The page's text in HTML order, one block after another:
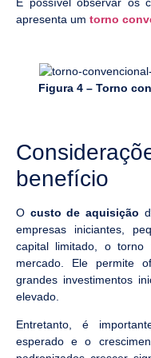
apresenta um torno
Figura 4 – Torno
benefício
O custo de aquisição
empresas iniciantes,
capital limitado, o torno
mercado. Ele permite
grandes investimentos
elevado.
Entretanto, é
esperado e o